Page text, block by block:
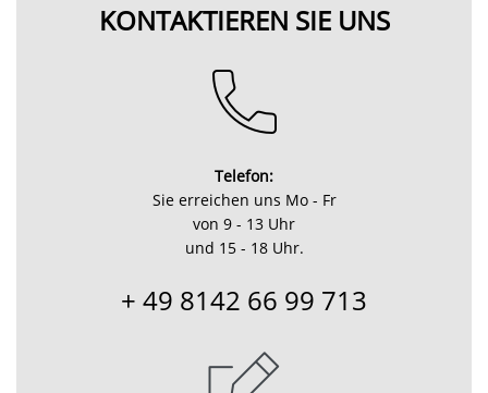
KONTAKTIEREN SIE UNS
Telefon:
Sie erreichen uns Mo - Fr
von 9 - 13 Uhr
und 15 - 18 Uhr.
+ 49 8142 66 99 713